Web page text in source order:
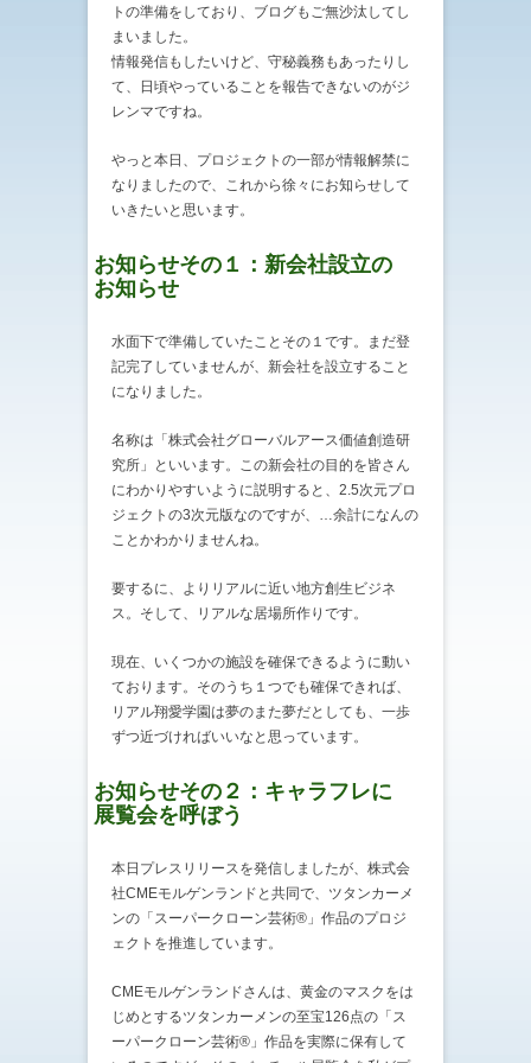
トの準備をしており、ブログもご無沙汰してし
まいました。
情報発信もしたいけど、守秘義務もあったりし
て、日頃やっていることを報告できないのがジ
レンマですね。
やっと本日、プロジェクトの一部が情報解禁に
なりましたので、これから徐々にお知らせして
いきたいと思います。
お知らせその１：新会社設立の
お知らせ
水面下で準備していたことその１です。まだ登
記完了していませんが、新会社を設立すること
になりました。
名称は「株式会社グローバルアース価値創造研
究所」といいます。この新会社の目的を皆さん
にわかりやすいように説明すると、2.5次元プロ
ジェクトの3次元版なのですが、…余計になんの
ことかわかりませんね。
要するに、よりリアルに近い地方創生ビジネ
ス。そして、リアルな居場所作りです。
現在、いくつかの施設を確保できるように動い
ております。そのうち１つでも確保できれば、
リアル翔愛学園は夢のまた夢だとしても、一歩
ずつ近づければいいなと思っています。
お知らせその２：キャラフレに
展覧会を呼ぼう
本日プレスリリースを発信しましたが、株式会
社CMEモルゲンランドと共同で、ツタンカーメ
ンの「スーパークローン芸術®」作品のプロジ
ェクトを推進しています。
CMEモルゲンランドさんは、黄金のマスクをは
じめとするツタンカーメンの至宝126点の「ス
ーパークローン芸術®」作品を実際に保有して